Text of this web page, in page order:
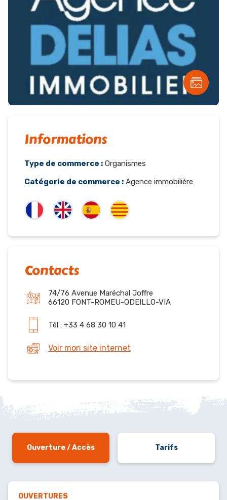
Informations
Type de commerce : Organismes
Catégorie de commerce : Agence immobilière
Contacts
74/76 Avenue Maréchal Joffre
66120 FONT-ROMEU-ODEILLO-VIA
Tél : +33 4 68 30 10 41
Voir mon site internet
Ouverture / Accès Tarifs
OUVERTURES